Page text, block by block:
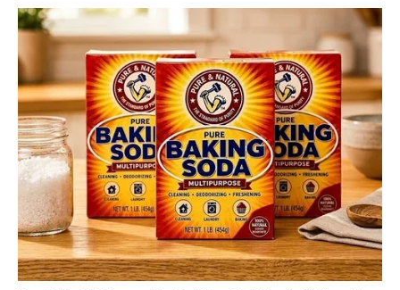
Prilika koja se ne propušta
Pred vama je i jedna poslovna šansa koja može promeniti
finansijsku sliku narednih meseci. Biće potrebno da
pokažete hrabrost i odlučnost.
Nemojte odbacivati nove ideje samo zato što deluju
neobično. Upravo tamo gde najmanje očekujete krije se
mogućnost za uspeh.
Sudbinski događaj koji menja sve